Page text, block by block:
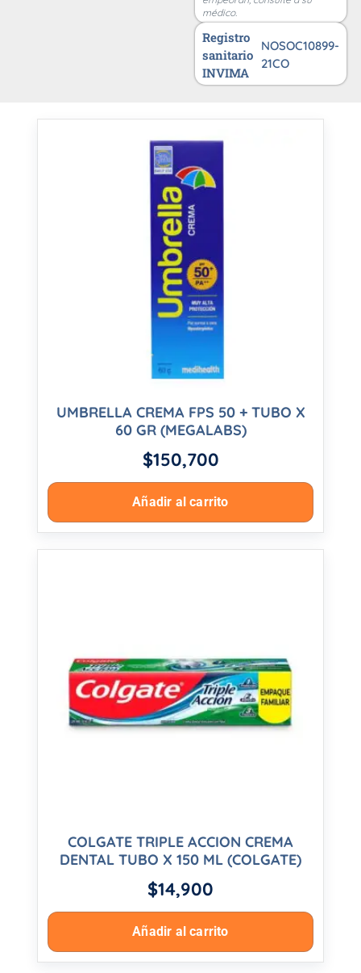
médico.
Registro
sanitario
INVIMA
NOSOC10899-
21CO
UMBRELLA CREMA FPS 50 + TUBO X
60 GR (MEGALABS)
$150,700
Añadir al carrito
COLGATE TRIPLE ACCION CREMA
DENTAL TUBO X 150 ML (COLGATE)
$14,900
Añadir al carrito